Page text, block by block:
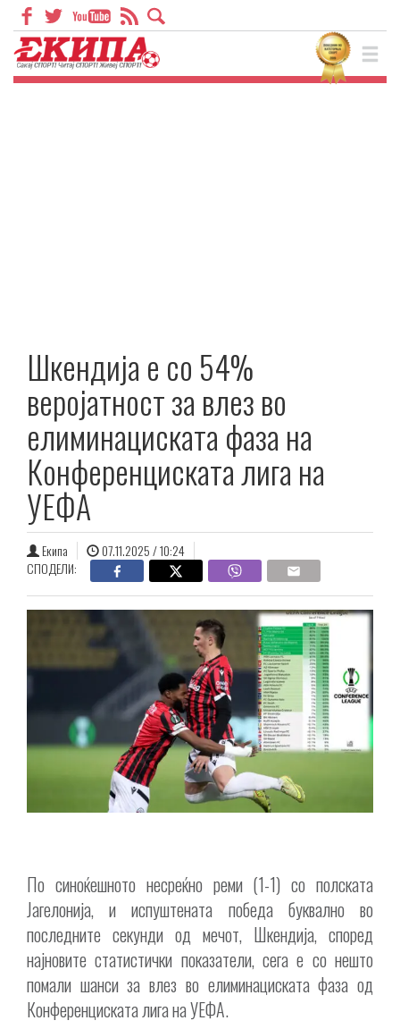
Шкендија е со 54%
веројатност за влез во
елиминациската фаза на
Конференциската лига на
УЕФА
Екипа
07.11.2025 / 10:24
СПОДЕЛИ:
По синоќешното несреќно реми (1-1) со полската
Јагелонија, и испуштената победа буквално во
последните секунди од мечот, Шкендија, според
најновите статистички показатели, сега е со нешто
помали шанси за влез во елиминациската фаза од
Конференциската лига на УЕФА.